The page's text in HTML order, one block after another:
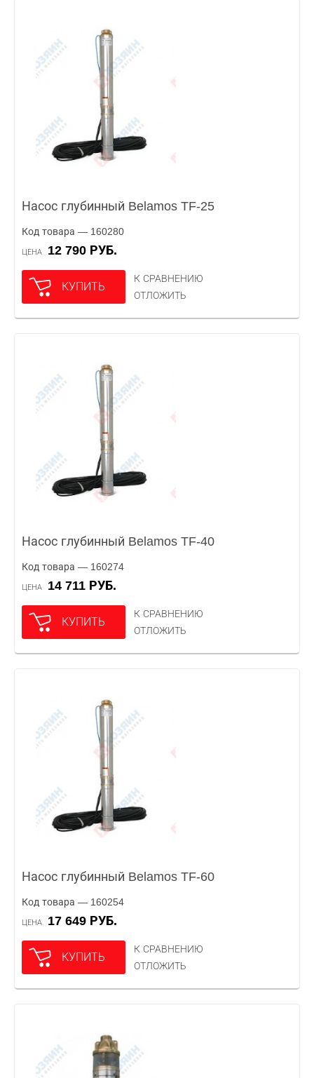
Насос глубинный Belamos TF-25
Код товара — 160280
ЦЕНА 12 790 РУБ.
КУПИТЬ
К СРАВНЕНИЮ
ОТЛОЖИТЬ
Насос глубинный Belamos TF-40
Код товара — 160274
ЦЕНА 14 711 РУБ.
КУПИТЬ
К СРАВНЕНИЮ
ОТЛОЖИТЬ
Насос глубинный Belamos TF-60
Код товара — 160254
ЦЕНА 17 649 РУБ.
КУПИТЬ
К СРАВНЕНИЮ
ОТЛОЖИТЬ